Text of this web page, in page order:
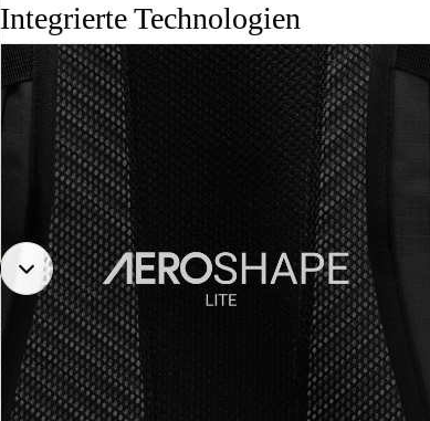
Integrierte Technologien